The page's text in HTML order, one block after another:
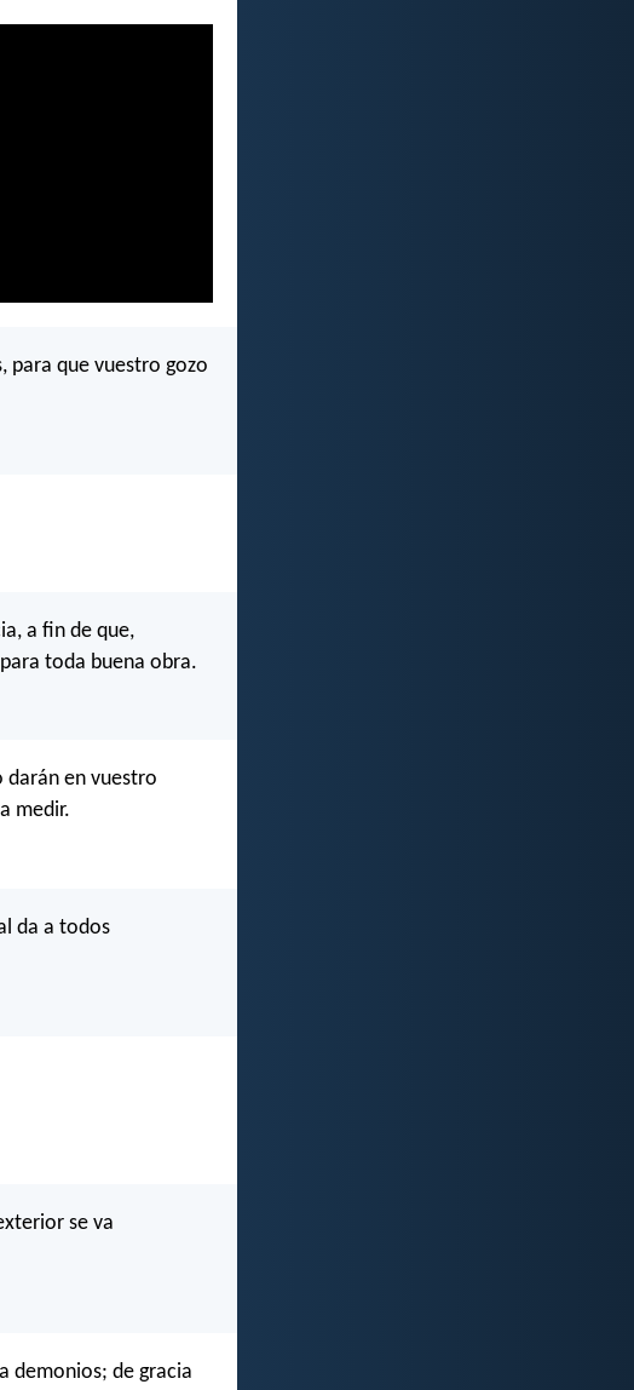
para que vuestro gozo
a fin de que,
toda buena obra.
darán en vuestro
medir.
da a todos
se va
demonios; de gracia